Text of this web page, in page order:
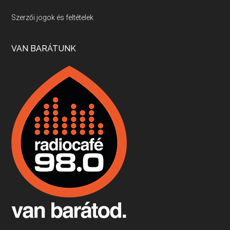
Villány, kékfrankos, Jackfall
Apr 17, 2026 • 00:35:38
Boston, teadélután, bab és homár
Apr 9, 2026 • 00:37:17
Fermentáljunk, a testünk meghálálja!
Apr 3, 2026 • 00:36:07
Szerzői jogok és feltételek
VAN BARÁTUNK